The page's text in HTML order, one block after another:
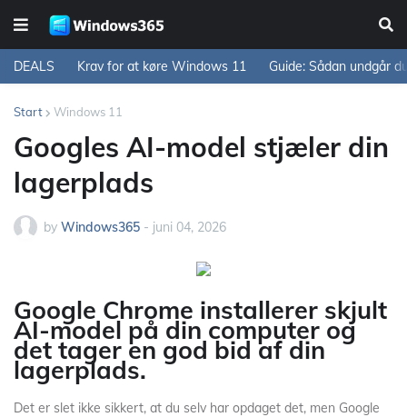
DEALS Krav for at køre Windows 11 Guide: Sådan undgår
Start Windows 11
Googles AI-model stjæler din
lagerplads
by Windows365 - juni 04, 2026
Google Chrome installerer skjult
AI-model på din computer og
det tager en god bid af din
lagerplads.
Det er slet ikke sikkert, at du selv har opdaget det, men Google